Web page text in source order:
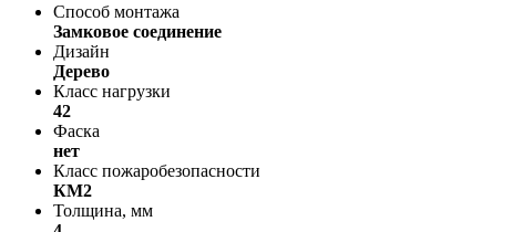
Способ монтажа
Замковое соединение
Дизайн
Дерево
Класс нагрузки
42
Фаска
нет
Класс пожаробезопасности
КМ2
Толщина, мм